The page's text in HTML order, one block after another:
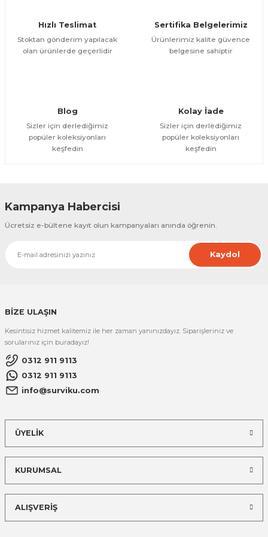
Bu ürüne benzer farklı alternatifler olmalı.
Hızlı Teslimat
Stoktan gönderim yapılacak
olan ürünlerde geçerlidir
Sertifika Belgelerimiz
Ürünlerimiz kalite güvence
belgesine sahiptir
Blog
Sizler için derlediğimiz
popüler koleksiyonları
keşfedin
Kolay İade
Sizler için derlediğimiz
popüler koleksiyonları
keşfedin
Kampanya Habercisi
Ücretsiz e-bültene kayıt olun kampanyaları anında öğrenin.
Kaydol
BİZE ULAŞIN
Kesintisiz hizmet kalitemiz ile her zaman yanınızdayız. Siparişleriniz ve
sorularınız için buradayız!
0312 911 9113
0312 911 9113
info@surviku.com
ÜYELİK
KURUMSAL
ALIŞVERİŞ